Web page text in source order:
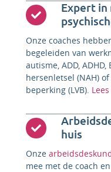
Expert
Onze coaches
begeleiden van
autisme, ADD,
hersenletsel (NAH)
beperking (LVB).
huis
Onze
mee met de coach